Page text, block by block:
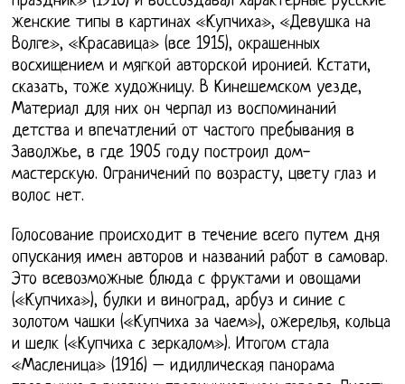
женские типы в картинах «Купчиха», «Девушка на
Волге», «Красавица» (все 1915), окрашенных
восхищением и мягкой авторской иронией. Кстати,
сказать, тоже художницу. В Кинешемском уезде,
Материал для них он черпал из воспоминаний
детства и впечатлений от частого пребывания в
Заволжье, в где 1905 году построил дом-
мастерскую. Ограничений по возрасту, цвету глаз и
волос нет.
Голосование происходит в течение всего путем дня
опускания имен авторов и названий работ в самовар.
Это всевозможные блюда с фруктами и овощами
(«Купчиха»), булки и виноград, арбуз и синие с
золотом чашки («Купчиха за чаем»), ожерелья, кольца
и шелк («Купчиха с зеркалом»). Итогом стала
«Масленица» (1916) – идиллическая панорама